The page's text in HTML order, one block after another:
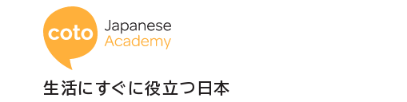
の
ペ
コトアカデミー日本語学
生活にすぐに役立つ日本